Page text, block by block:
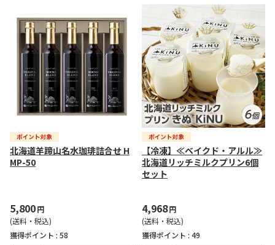
北海道羊蹄山名水珈琲詰合せ H
MP-50
5,800円
(送料・税込)
獲得ポイント : 58
【冷凍】≪ベイクド・アルル≫
北海道リッチミルクプリン6個
セット
4,968円
(送料・税込)
獲得ポイント : 49